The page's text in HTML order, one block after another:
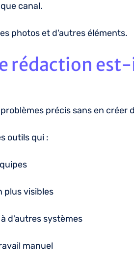
canal.
photos et d'autres éléments.
rédaction
précis sans en créer
outils qui :
plus visibles
d'autres systèmes
manuel